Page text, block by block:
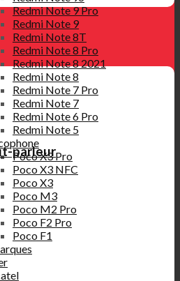
Redmi Note 9 Pro
Redmi Note 9
Redmi Note 8T
Redmi Note 8 Pro
Redmi Note 8 2021
Redmi Note 8
Redmi Note 7 Pro
Redmi Note 7
Redmi Note 6 Pro
Redmi Note 5
Poco X3 Pro
Poco X3 NFC
Poco X3
Poco M3
Poco M2 Pro
Poco F2 Pro
Poco F1
parleur